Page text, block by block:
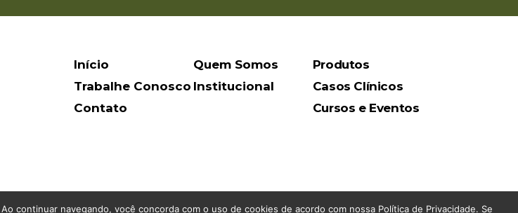
Início
Trabalhe Conosco
Contato
Quem Somos
Institucional
Produtos
Casos Clínicos
Cursos e Eventos
continuar navegando, você concorda com o uso de cookies de acordo com nossa Política de Privacidade. Se